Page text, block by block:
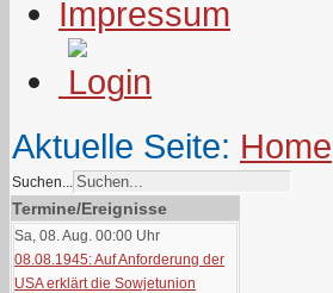
Impressum
Aktuelle Seite: Home
Suchen...
Termine/Ereignisse
Sa, 08. Aug. 00:00 Uhr
08.08.1945: Auf Anforderung der
USA erklärt die Sowjetunion